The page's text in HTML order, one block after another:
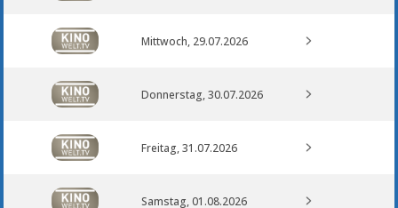
Mittwoch, 29.07.2026
Donnerstag, 30.07.2026
Freitag, 31.07.2026
Samstag, 01.08.2026